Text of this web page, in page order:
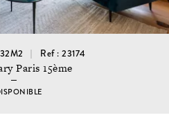
Ref : 23174
Paris 15ème